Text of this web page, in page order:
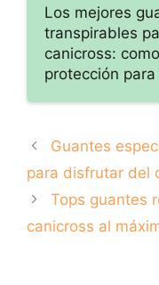
Los mejores
transpirables
canicross:
protección
Guantes
para disfrutar del
Tops guantes
canicross al